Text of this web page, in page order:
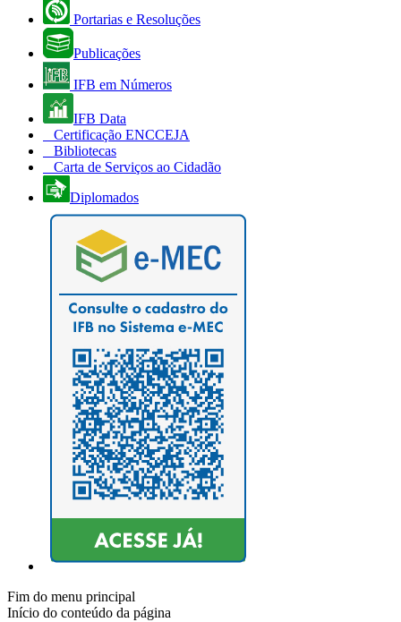
Portarias e Resoluções
Publicações
IFB em Números
IFB Data
Certificação ENCCEJA
Bibliotecas
Carta de Serviços ao Cidadão
Diplomados
Fim do menu principal
Início do conteúdo da página